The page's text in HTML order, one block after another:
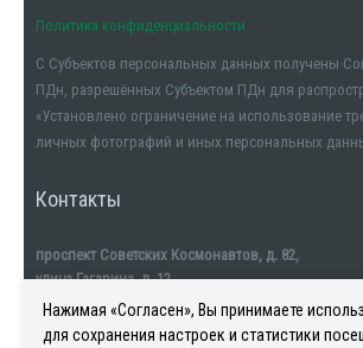
Политика конфиденциальности
С Субъектов персональных данных получены
ПДн, разрешённых Субъектом ПДн для
«Установлено ограничение на использование
личных фотографий и иных персональных
Контакты
проспект Советских Космонавтов, д. 82,
улица Гагарина, д. 12
тел. +7911-554-32-32
Нажимая «Согласен», Вы принимаете
для сохранения настроек и статистики